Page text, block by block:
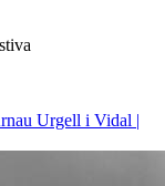
Urgell i Vidal |